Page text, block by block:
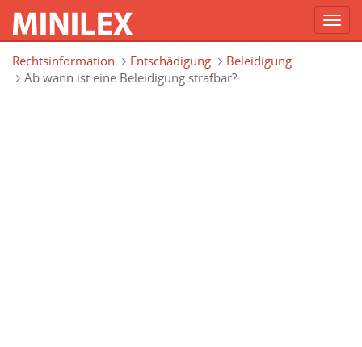
Rechtsinformation
Entschädigung
Beleidigung
Ab wann ist eine Beleidigung strafbar?